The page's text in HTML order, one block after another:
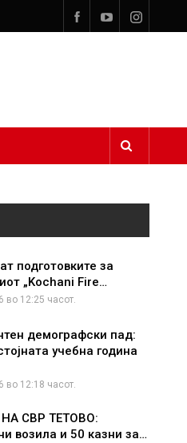
подготовките за
„Kochani Fire…
во 12:25 часот.
демографски пад:
учебна година
во 12:18 часот.
СВР ТЕТОВО:
возила и 50 казни за…